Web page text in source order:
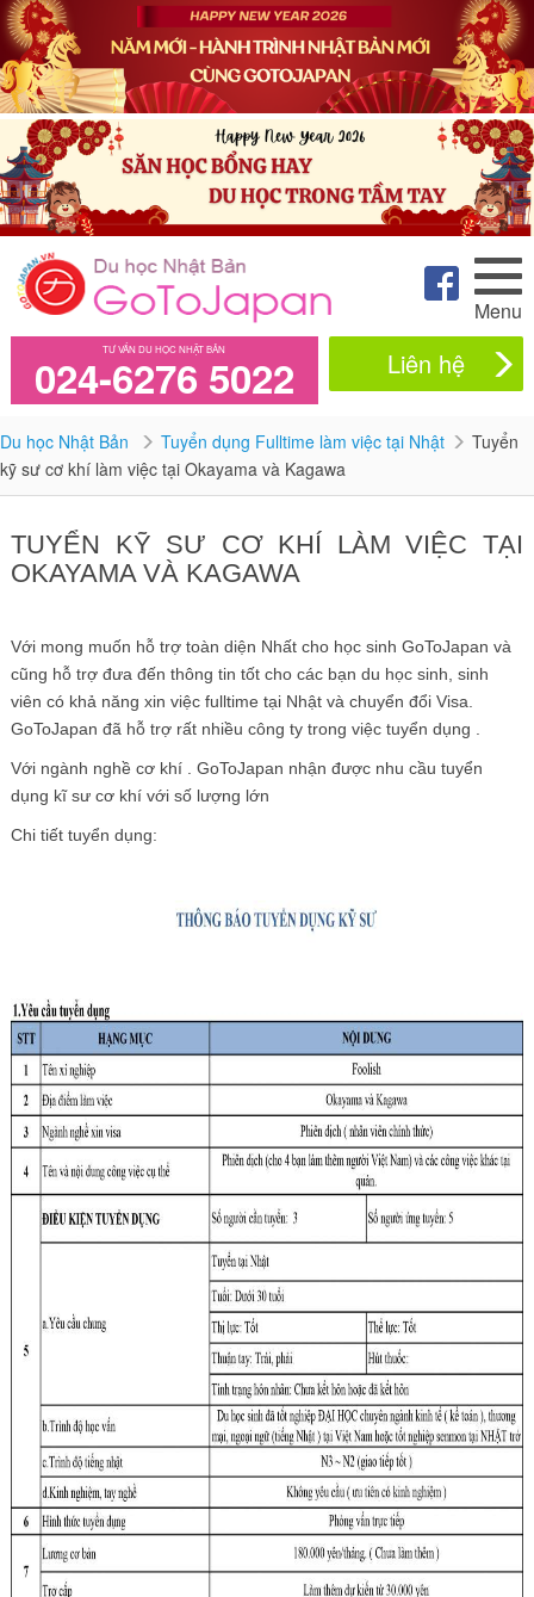
Menu
TƯ VẤN DU HỌC NHẬT BẢN
024-6276 5022 Liên hệ
Du học Nhật Bản Tuyển dụng Fulltime làm việc tại Nhật
Tuyển
kỹ sư cơ khí làm việc tại Okayama và Kagawa
TUYỂN KỸ SƯ CƠ KHÍ LÀM VIỆC TẠI
OKAYAMA VÀ KAGAWA
Với mong muốn hỗ trợ toàn diện Nhất cho học sinh GoToJapan và
cũng hỗ trợ đưa đến thông tin tốt cho các bạn du học sinh, sinh
viên có khả năng xin việc fulltime tại Nhật và chuyển đổi Visa.
GoToJapan đã hỗ trợ rất nhiều công ty trong việc tuyển dụng .
Với ngành nghề cơ khí . GoToJapan nhận được nhu cầu tuyển
dụng kĩ sư cơ khí với số lượng lớn
Chi tiết tuyển dụng: